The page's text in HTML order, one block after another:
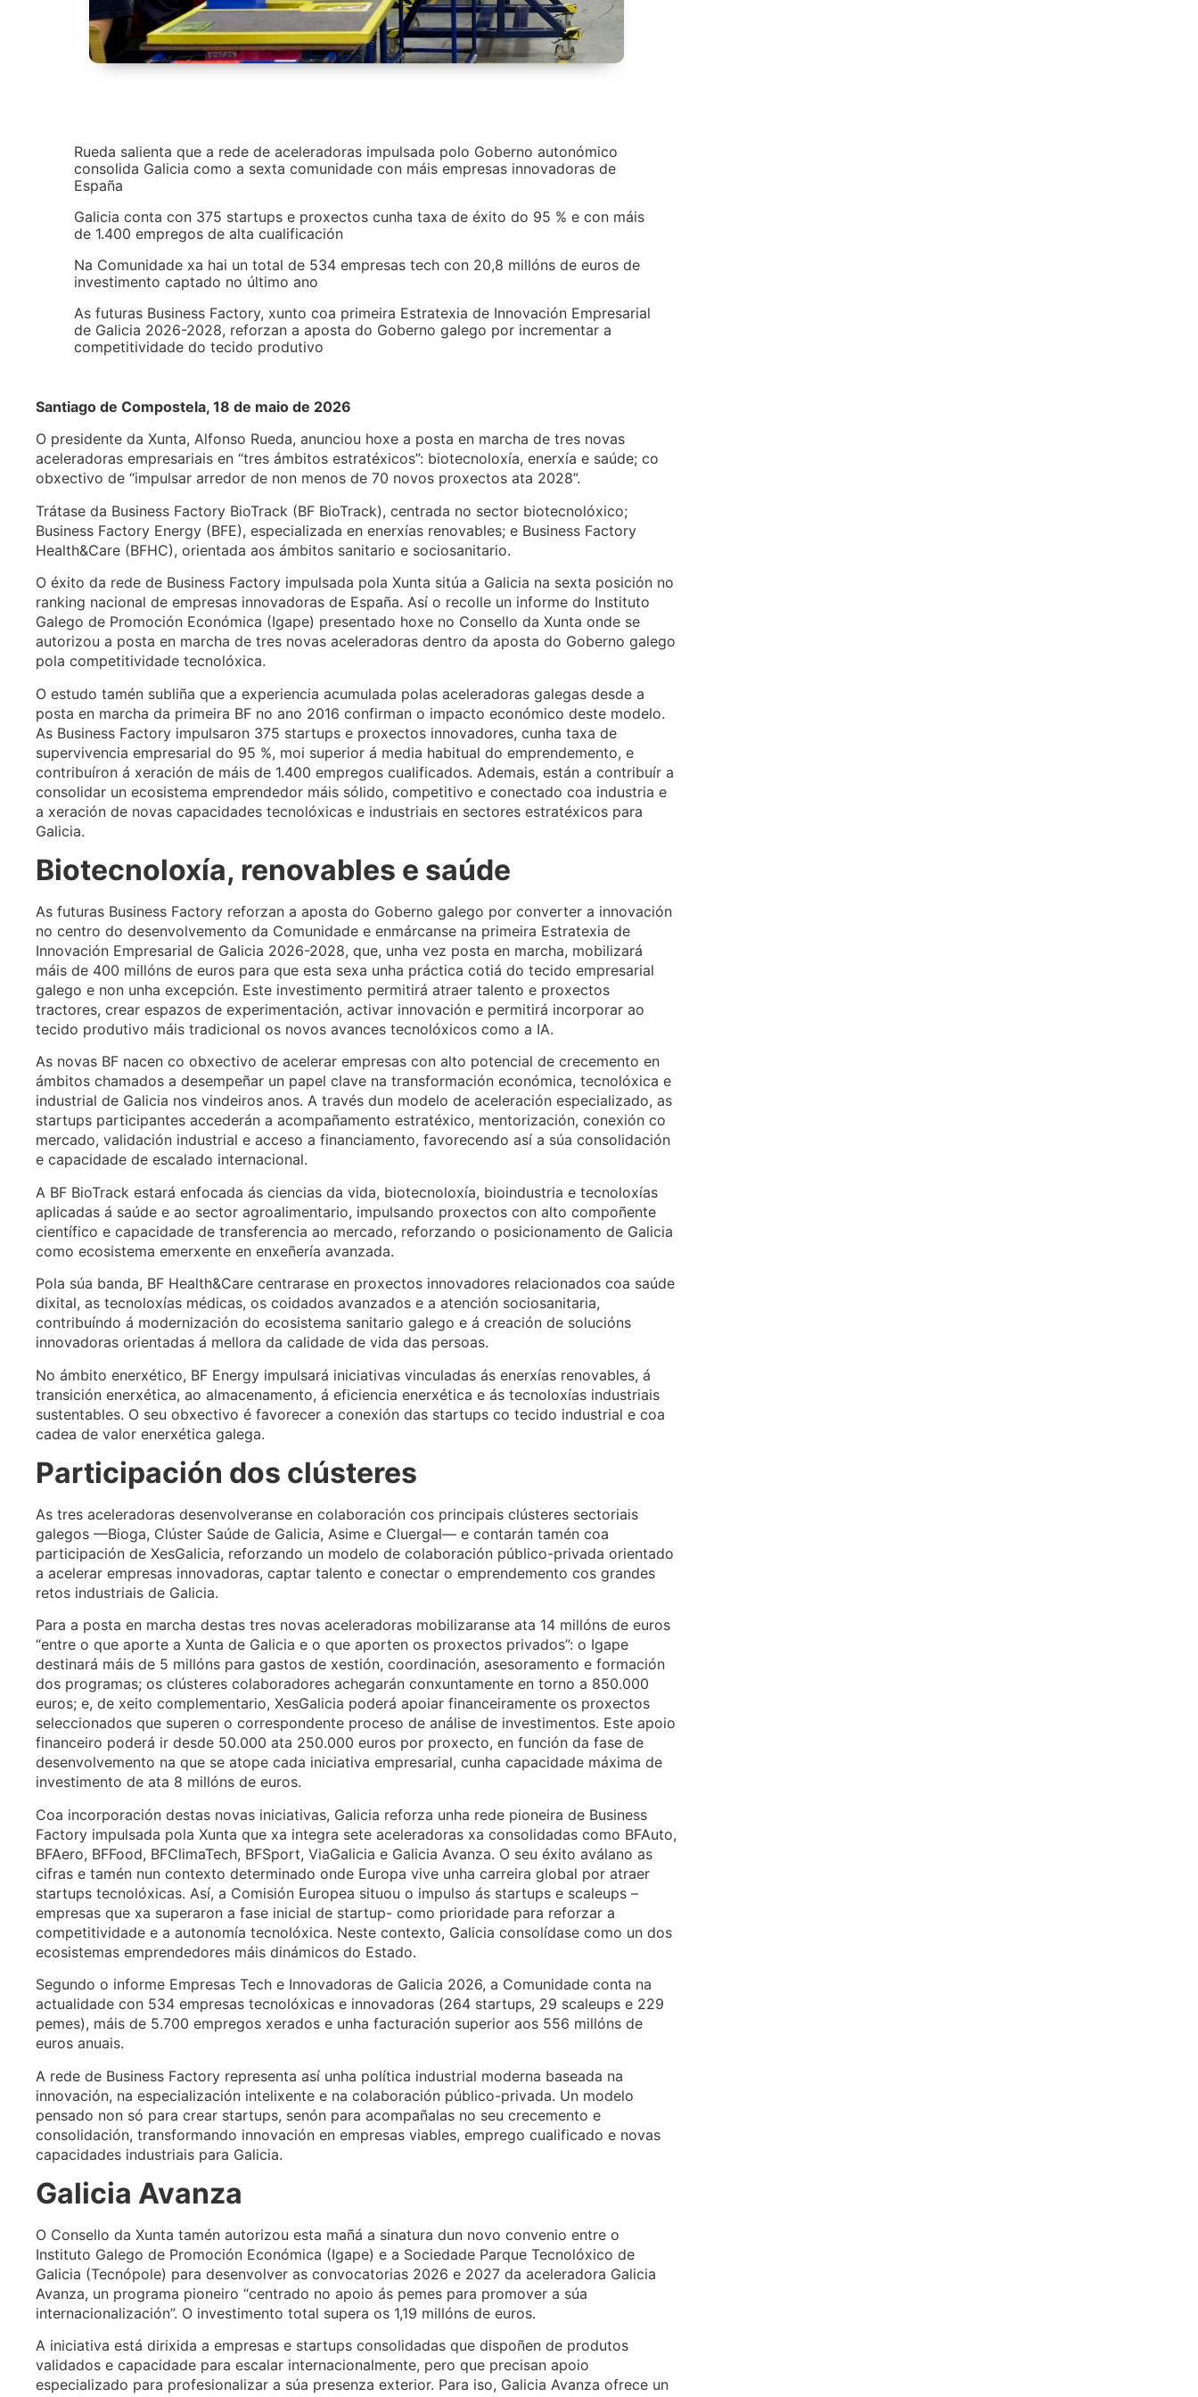
Rueda salienta que a rede de aceleradoras impulsada polo Goberno autonómico
consolida Galicia como a sexta comunidade con máis empresas innovadoras de
España
Galicia conta con 375 startups e proxectos cunha taxa de éxito do 95 % e con máis
de 1.400 empregos de alta cualificación
Na Comunidade xa hai un total de 534 empresas tech con 20,8 millóns de euros de
investimento captado no último ano
As futuras Business Factory, xunto coa primeira Estratexia de Innovación Empresarial
de Galicia 2026-2028, reforzan a aposta do Goberno galego por incrementar a
competitividade do tecido produtivo
Santiago de Compostela, 18 de maio de 2026
O presidente da Xunta, Alfonso Rueda, anunciou hoxe a posta en marcha de tres novas
aceleradoras empresariais en “tres ámbitos estratéxicos”: biotecnoloxía, enerxía e saúde; co
obxectivo de “impulsar arredor de non menos de 70 novos proxectos ata 2028”.
Trátase da Business Factory BioTrack (BF BioTrack), centrada no sector biotecnolóxico;
Business Factory Energy (BFE), especializada en enerxías renovables; e Business Factory
Health&Care (BFHC), orientada aos ámbitos sanitario e sociosanitario.
O éxito da rede de Business Factory impulsada pola Xunta sitúa a Galicia na sexta posición no
ranking nacional de empresas innovadoras de España. Así o recolle un informe do Instituto
Galego de Promoción Económica (Igape) presentado hoxe no Consello da Xunta onde se
autorizou a posta en marcha de tres novas aceleradoras dentro da aposta do Goberno galego
pola competitividade tecnolóxica.
O estudo tamén subliña que a experiencia acumulada polas aceleradoras galegas desde a
posta en marcha da primeira BF no ano 2016 confirman o impacto económico deste modelo.
As Business Factory impulsaron 375 startups e proxectos innovadores, cunha taxa de
supervivencia empresarial do 95 %, moi superior á media habitual do emprendemento, e
contribuíron á xeración de máis de 1.400 empregos cualificados. Ademais, están a contribuír a
consolidar un ecosistema emprendedor máis sólido, competitivo e conectado coa industria e
a xeración de novas capacidades tecnolóxicas e industriais en sectores estratéxicos para
Galicia.
Biotecnoloxía, renovables e saúde
As futuras Business Factory reforzan a aposta do Goberno galego por converter a innovación
no centro do desenvolvemento da Comunidade e enmárcanse na primeira Estratexia de
Innovación Empresarial de Galicia 2026-2028, que, unha vez posta en marcha, mobilizará
máis de 400 millóns de euros para que esta sexa unha práctica cotiá do tecido empresarial
galego e non unha excepción. Este investimento permitirá atraer talento e proxectos
tractores, crear espazos de experimentación, activar innovación e permitirá incorporar ao
tecido produtivo máis tradicional os novos avances tecnolóxicos como a IA.
As novas BF nacen co obxectivo de acelerar empresas con alto potencial de crecemento en
ámbitos chamados a desempeñar un papel clave na transformación económica, tecnolóxica e
industrial de Galicia nos vindeiros anos. A través dun modelo de aceleración especializado, as
startups participantes accederán a acompañamento estratéxico, mentorización, conexión co
mercado, validación industrial e acceso a financiamento, favorecendo así a súa consolidación
e capacidade de escalado internacional.
A BF BioTrack estará enfocada ás ciencias da vida, biotecnoloxía, bioindustria e tecnoloxías
aplicadas á saúde e ao sector agroalimentario, impulsando proxectos con alto compoñente
científico e capacidade de transferencia ao mercado, reforzando o posicionamento de Galicia
como ecosistema emerxente en enxeñería avanzada.
Pola súa banda, BF Health&Care centrarase en proxectos innovadores relacionados coa saúde
dixital, as tecnoloxías médicas, os coidados avanzados e a atención sociosanitaria,
contribuíndo á modernización do ecosistema sanitario galego e á creación de solucións
innovadoras orientadas á mellora da calidade de vida das persoas.
No ámbito enerxético, BF Energy impulsará iniciativas vinculadas ás enerxías renovables, á
transición enerxética, ao almacenamento, á eficiencia enerxética e ás tecnoloxías industriais
sustentables. O seu obxectivo é favorecer a conexión das startups co tecido industrial e coa
cadea de valor enerxética galega.
Participación dos clústeres
As tres aceleradoras desenvolveranse en colaboración cos principais clústeres sectoriais
galegos —Bioga, Clúster Saúde de Galicia, Asime e Cluergal— e contarán tamén coa
participación de XesGalicia, reforzando un modelo de colaboración público-privada orientado
a acelerar empresas innovadoras, captar talento e conectar o emprendemento cos grandes
retos industriais de Galicia.
Para a posta en marcha destas tres novas aceleradoras mobilizaranse ata 14 millóns de euros
“entre o que aporte a Xunta de Galicia e o que aporten os proxectos privados”: o Igape
destinará máis de 5 millóns para gastos de xestión, coordinación, asesoramento e formación
dos programas; os clústeres colaboradores achegarán conxuntamente en torno a 850.000
euros; e, de xeito complementario, XesGalicia poderá apoiar financeiramente os proxectos
seleccionados que superen o correspondente proceso de análise de investimentos. Este apoio
financeiro poderá ir desde 50.000 ata 250.000 euros por proxecto, en función da fase de
desenvolvemento na que se atope cada iniciativa empresarial, cunha capacidade máxima de
investimento de ata 8 millóns de euros.
Coa incorporación destas novas iniciativas, Galicia reforza unha rede pioneira de Business
Factory impulsada pola Xunta que xa integra sete aceleradoras xa consolidadas como BFAuto,
BFAero, BFFood, BFClimaTech, BFSport, ViaGalicia e Galicia Avanza. O seu éxito aválano as
cifras e tamén nun contexto determinado onde Europa vive unha carreira global por atraer
startups tecnolóxicas. Así, a Comisión Europea situou o impulso ás startups e scaleups –
empresas que xa superaron a fase inicial de startup- como prioridade para reforzar a
competitividade e a autonomía tecnolóxica. Neste contexto, Galicia consolídase como un dos
ecosistemas emprendedores máis dinámicos do Estado.
Segundo o informe Empresas Tech e Innovadoras de Galicia 2026, a Comunidade conta na
actualidade con 534 empresas tecnolóxicas e innovadoras (264 startups, 29 scaleups e 229
pemes), máis de 5.700 empregos xerados e unha facturación superior aos 556 millóns de
euros anuais.
A rede de Business Factory representa así unha política industrial moderna baseada na
innovación, na especialización intelixente e na colaboración público-privada. Un modelo
pensado non só para crear startups, senón para acompañalas no seu crecemento e
consolidación, transformando innovación en empresas viables, emprego cualificado e novas
capacidades industriais para Galicia.
Galicia Avanza
O Consello da Xunta tamén autorizou esta mañá a sinatura dun novo convenio entre o
Instituto Galego de Promoción Económica (Igape) e a Sociedade Parque Tecnolóxico de
Galicia (Tecnópole) para desenvolver as convocatorias 2026 e 2027 da aceleradora Galicia
Avanza, un programa pioneiro “centrado no apoio ás pemes para promover a súa
internacionalización”. O investimento total supera os 1,19 millóns de euros.
A iniciativa está dirixida a empresas e startups consolidadas que dispoñen de produtos
validados e capacidade para escalar internacionalmente, pero que precisan apoio
especializado para profesionalizar a súa presenza exterior. Para iso, Galicia Avanza ofrece un